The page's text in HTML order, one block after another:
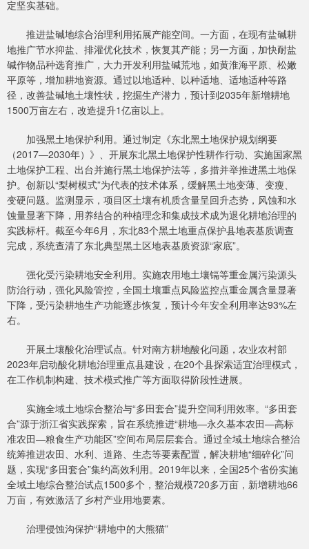
定坚实基础。
推进盐碱地综合治理利用拓展产能空间。一方面，在现有盐碱耕
地推广节水抑盐、排灌优化技术，恢复其产能；另一方面，加快耐盐
碱作物品种选育推广，大力开发利用盐碱荒地，如黄淮海平原、松嫩
平原等，增加耕地资源。通过以地适种、以种适地、适地适种等路
径，改善盐碱地土壤性状，挖掘生产潜力，预计到2035年新增耕地
1500万亩左右，改造提升1亿亩以上。
加强黑土地保护利用。通过制定《东北黑土地保护规划纲要
（2017—2030年）》、开展东北黑土地保护性耕作行动、实施国家黑
土地保护工程、出台并施行黑土地保护法等，多措并举推进黑土地保
护。创新以“梨树模式”为代表的技术体系，缓解黑土地变薄、变瘦、
变硬问题。监测显示，项目区土壤有机质含量呈回升态势，风蚀和水
蚀量显著下降，用养结合的种植理念和集成技术成为退化耕地治理的
实践标杆。截至今年6月，东北83个黑土地重点保护县地表基质调查
完成，系统查清了东北典型黑土区地表基质资源“家底”。
强化受污染耕地安全利用。实施农用地土壤镉等重金属污染源头
防治行动，强化风险管控，全国土壤重点风险监控点重金属含量显著
下降，受污染耕地生产功能逐步恢复，预计今年安全利用率达93%左
右。
开展土壤酸化治理试点。针对南方耕地酸化问题，农业农村部
2023年启动酸化耕地治理重点县建设，在20个县探索适宜治理模式，
在工作机制构建、技术模式推广等方面取得阶段性进展。
实施全域土地综合整治与“多田套合”提升空间利用效率。“多田套
合”源于浙江省实践探索，旨在系统推进“耕地—永久基本农田—高标
准农田—粮食生产功能区”空间布局层层套合。通过全域土地综合整治
统筹推进农田、水利、道路、生态等要素配置，解决耕地“细碎化”问
题，实现“多田套合”集约高效利用。2019年以来，全国25个省份实施
全域土地综合整治试点1500多个，整治规模720多万亩，新增耕地66
万亩，有效激活了乡村产业用地要素。
治理侵蚀沟保护“耕地中的大熊猫”